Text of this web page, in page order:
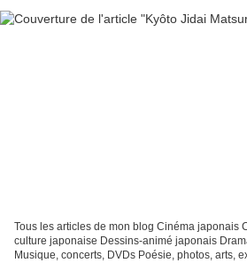
Tous les articles de mon blog Cinéma japonais
culture japonaise Dessins-animé japonais
Musique, concerts, DVDs Poésie, photos, arts,